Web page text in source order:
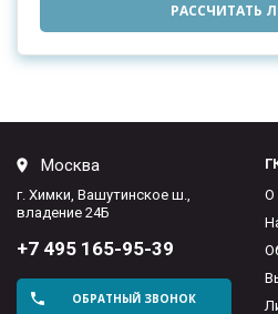
РАССЧИТАТЬ
Москва
г. Химки, Вашутинское ш.,
владение 24Б
+7 495 165-95-39
ОБРАТНЫЙ ЗВОНОК
О